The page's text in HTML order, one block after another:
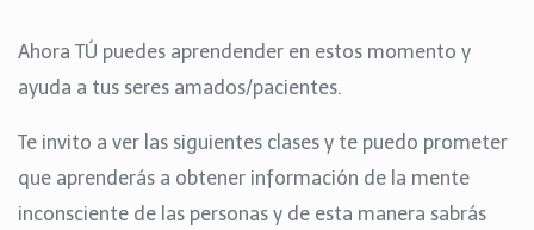
Ahora TÚ puedes aprendender en estos momento y
ayuda a tus seres amados/pacientes.
Te invito a ver las siguientes clases y te puedo prometer
que aprenderás a obtener información de la mente
inconsciente de las personas y de esta manera sabrás